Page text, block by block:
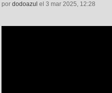
por dodoazul el 3 mar 2025, 12:28